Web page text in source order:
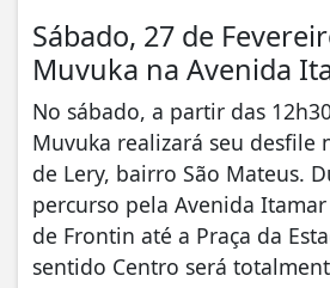
Sábado, 27 de
Muvuka na Avenida
No sábado, a partir das
Muvuka realizará seu desfile
de Lery, bairro São Mateus.
percurso pela Avenida
de Frontin até a Praça da
sentido Centro será